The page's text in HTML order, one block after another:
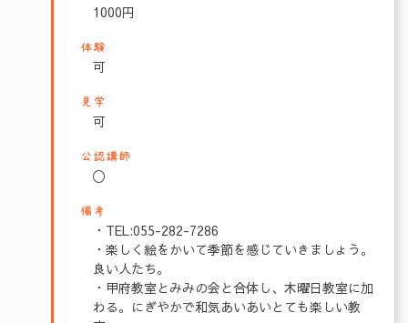
1000円
体験
可
見学
可
公認講師
〇
備考
・TEL:055-282-7286
・楽しく絵をかいて季節を感じていきましょう。
良い人たち。
・甲府教室とみみの会と合体し、木曜日教室に加
わる。にぎやかで和気あいあいとても楽しい教